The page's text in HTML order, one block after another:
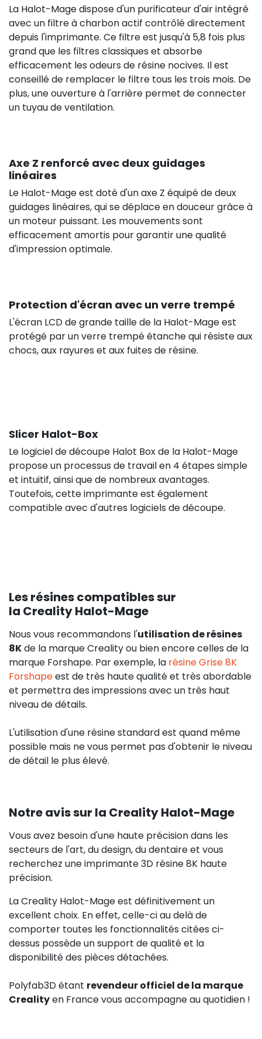
La Halot-Mage dispose d'un purificateur d'air intégré
avec un filtre à charbon actif contrôlé directement
depuis l'imprimante. Ce filtre est jusqu'à 5,8 fois plus
grand que les filtres classiques et absorbe
efficacement les odeurs de résine nocives. Il est
conseillé de remplacer le filtre tous les trois mois. De
plus, une ouverture à l'arrière permet de connecter
un tuyau de ventilation.
Axe Z renforcé avec deux guidages
linéaires
Le Halot-Mage est doté d'un axe Z équipé de deux
guidages linéaires, qui se déplace en douceur grâce à
un moteur puissant. Les mouvements sont
efficacement amortis pour garantir une qualité
d'impression optimale.
Protection d'écran avec un verre trempé
L'écran LCD de grande taille de la Halot-Mage est
protégé par un verre trempé étanche qui résiste aux
chocs, aux rayures et aux fuites de résine.
Slicer Halot-Box
Le logiciel de découpe Halot Box de la Halot-Mage
propose un processus de travail en 4 étapes simple
et intuitif, ainsi que de nombreux avantages.
Toutefois, cette imprimante est également
compatible avec d'autres logiciels de découpe.
Les résines compatibles sur
la Creality Halot-Mage
Nous vous recommandons l'utilisation de résines
8Kde la marque Creality ou bien encore celles de la
marque Forshape. Par exemple, la résine Grise 8K
Forshapeest de très haute qualité et très abordable
et permettra des impressions avec un très haut
niveau de détails.
L'utilisation d'une résine standard est quand même
possible mais ne vous permet pas d'obtenir le niveau
de détail le plus élevé.
Notre avis sur la Creality Halot-Mage
Vous avez besoin d'une haute précision dans les
secteurs de l'art, du design, du dentaire et vous
recherchez une imprimante 3D résine 8K haute
précision.
La Creality Halot-Mage est définitivement un
excellent choix. En effet, celle-ci au delà de
comporter toutes les fonctionnalités citées ci-
dessus possède un support de qualité et la
disponibilité des pièces détachées.
Polyfab3D étant revendeur officiel de la marque
Crealityen France vous accompagne au quotidien !